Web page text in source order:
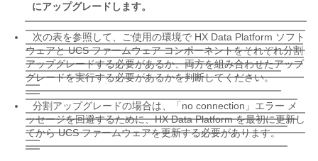
にアップグレードします。
次の表を参照して、ご使用の環境で HX Data Platform ソフト
ウェアと UCS ファームウェア コンポーネントをそれぞれ分割
アップグレードする必要があるか、両方を組み合わせたアップ
グレードを実行する必要があるかを判断してください。
分割アップグレードの場合は、「no connection」エラー メ
ッセージを回避するために、HX Data Platform を最初に更新し
てから UCS ファームウェアを更新する必要があります。